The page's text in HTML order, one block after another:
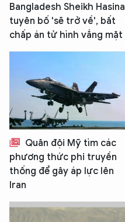
Bangladesh Sheikh Hasina
tuyên bố 'sẽ trở về', bất
chấp án tử hình vắng mặt
Quân đội Mỹ tìm các
phương thức phi truyền
thống để gây áp lực lên
Iran